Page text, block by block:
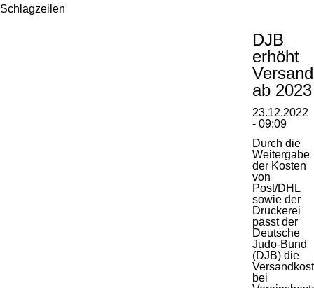
Schlagzeilen
DJB
erhöht
ab 2023
23.12.2022
- 09:09
Durch die
Weitergabe
der Kosten
von
Post/DHL
sowie der
Druckerei
passt der
Deutsche
Judo-Bund
(DJB) die
bei